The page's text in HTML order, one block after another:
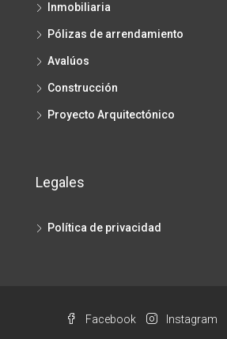
Inmobiliaria
Pólizas de arrendamiento
Avalúos
Construcción
Proyecto Arquitectónico
Legales
Política de privacidad
Facebook Instagram